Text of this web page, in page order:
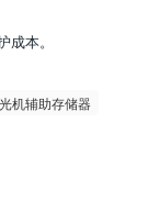
本。
机辅助存储器